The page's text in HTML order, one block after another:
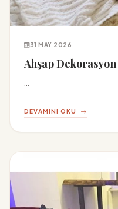
31 MAY 2026
Ahşap Dekorasyon
...
DEVAMINI OKU